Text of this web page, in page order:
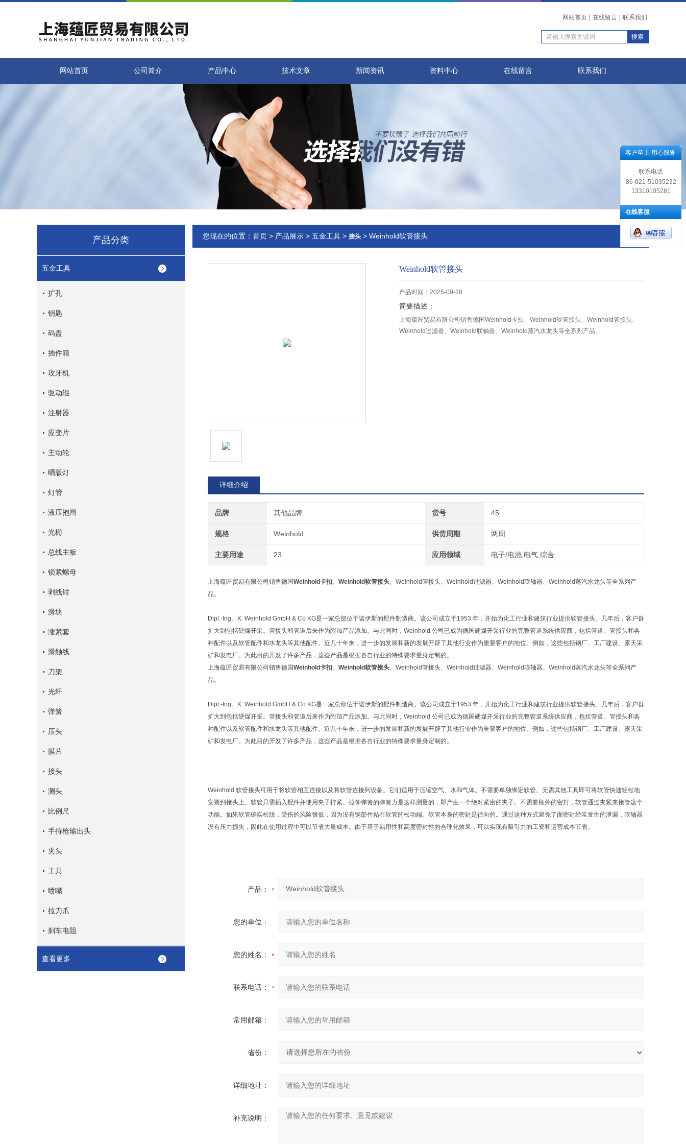
网站首页 在线留言 联系我们
网站首页 公司简介 产品中心 技术文章 新闻资讯 资料中心 在线留言 联系我们
产品分类
五金工具
扩孔
钥匙
码盘
插件箱
攻牙机
驱动辊
注射器
应变片
主动轮
晒版灯
灯管
液压抱闸
光栅
总线主板
锁紧螺母
剥线钳
滑块
涨紧套
滑触线
刀架
光纤
弹簧
压头
膜片
接头
测头
比例尺
手持枪输出头
夹头
工具
喷嘴
拉刀爪
刹车电阻
查看更多
您现在的位置： 首页 > 产品展示 > 五金工具 > 接头 > Weinhold软管接头
Weinhold软管接头
产品时间：2025-09-28
简要描述：
上海蕴匠贸易有限公司销售德国Weinhold卡扣、Weinhold软管接头、Weinhold管接头、
Weinhold过滤器、Weinhold联轴器、Weinhold蒸汽水龙头等全系列产品。
详细介绍
品牌 其他品牌 货号 45
规格 Weinhold 供货周期 两周
主要用途 23 应用领域 电子/电池,电气,综合
上海蕴匠贸易有限公司销售德国Weinhold卡扣、 Weinhold软管接头、Weinhold管接头、Weinhold过滤器、Weinhold联轴器、Weinhold蒸汽水龙头等全系列产
品。
Dipl.-Ing。K. Weinhold GmbH & Co KG是一家总部位于诺伊斯的配件制造商。该公司成立于1953 年，开始为化工行业和建筑行业提供软管接头。几年后，客户群
扩大到包括硬煤开采。管接头和管道后来作为附加产品添加。与此同时，Weinhold 公司已成为德国硬煤开采行业的完整管道系统供应商，包括管道、管接头和各
种配件以及软管配件和水龙头等其他配件。近几十年来，进一步的发展和新的发展开辟了其他行业作为重要客户的地位。例如，这些包括钢厂、工厂建设、露天采
矿和发电厂。为此目的开发了许多产品，这些产品是根据各自行业的特殊要求量身定制的。
上海蕴匠贸易有限公司销售德国Weinhold卡扣、 Weinhold软管接头、Weinhold管接头、Weinhold过滤器、Weinhold联轴器、Weinhold蒸汽水龙头等全系列产
品。
Dipl.-Ing。K. Weinhold GmbH & Co KG是一家总部位于诺伊斯的配件制造商。该公司成立于1953 年，开始为化工行业和建筑行业提供软管接头。几年后，客户群
扩大到包括硬煤开采。管接头和管道后来作为附加产品添加。与此同时，Weinhold 公司已成为德国硬煤开采行业的完整管道系统供应商，包括管道、管接头和各
种配件以及软管配件和水龙头等其他配件。近几十年来，进一步的发展和新的发展开辟了其他行业作为重要客户的地位。例如，这些包括钢厂、工厂建设、露天采
矿和发电厂。为此目的开发了许多产品，这些产品是根据各自行业的特殊要求量身定制的。
Weinhold 软管接头可用于将软管相互连接以及将软管连接到设备。它们适用于压缩空气、水和气体。不需要单独绑定软管。无需其他工具即可将软管快速轻松地
安装到接头上。软管只需插入配件并使用夹子拧紧。拉伸弹簧的弹簧力是这样测量的，即产生一个绝对紧密的夹子。不需要额外的密封，软管通过夹紧来接管这个
功能。如果软管确实松脱，受伤的风险很低，因为没有钢部件粘在软管的松动端。软管本身的密封是径向的。通过这种方式避免了面密封经常发生的泄漏，联轴器
没有压力损失，因此在使用过程中可以节省大量成本。由于基于易用性和高度密封性的合理化效果，可以实现有吸引力的工资和运营成本节省。
产品：
您的单位：
您的姓名：
联系电话：
常用邮箱：
省份：
详细地址：
补充说明：
客户至上 用心服务
联系电话
86-021-51035232
13310105281
在线客服